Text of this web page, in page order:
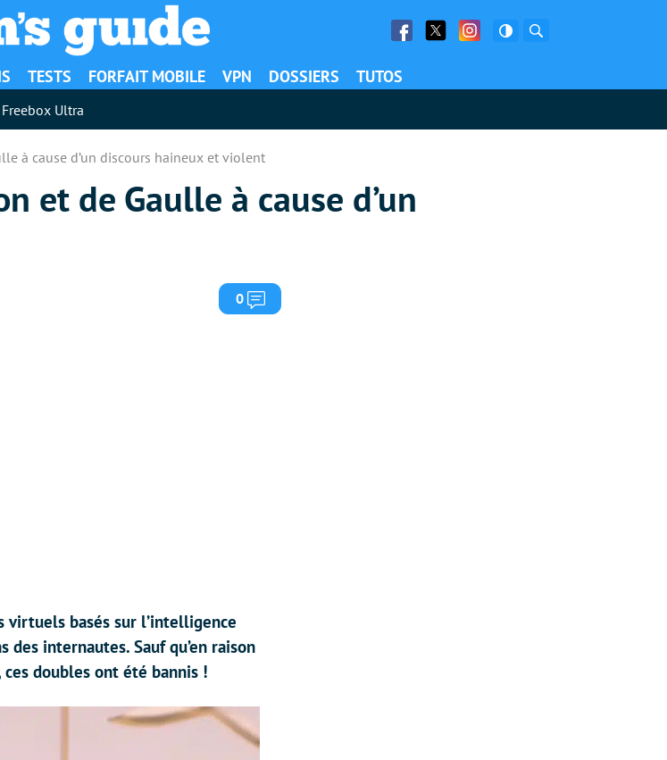
Facebook
Twitter Facebook
TESTS FORFAIT MOBILE VPN DOSSIERS TUTOS
Freebox Ultra
à cause d’un discours haineux et violent
et de Gaulle à cause d’un
0 Commentaires
virtuels basés sur l’intelligence
internautes. Sauf qu’en raison
doubles ont été bannis !